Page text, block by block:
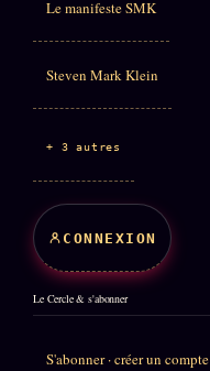
Le manifeste SMK
Steven Mark Klein
+ 3 autres
CONNEXION
Le Cercle & s'abonner
S'abonner · créer un compte